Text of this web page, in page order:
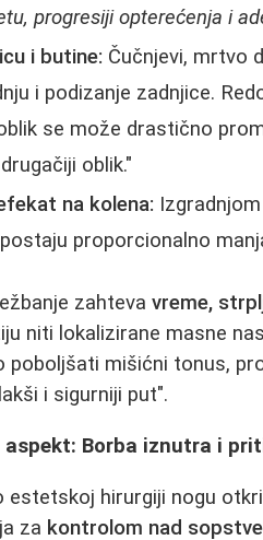
progresiji opterećenja i
i butine: Čučnjevi, mrtvo
i podizanje zadnjice.
se može drastično
oblik."
na kolena:
proporcionalno
zahtevavreme,
niti lokalizirane masne
poboljšati mišićni tonus,
i sigurniji put".
aspekt: Borba iznutra i
estetskoj hirurgiji nogu
za kontrolom nad